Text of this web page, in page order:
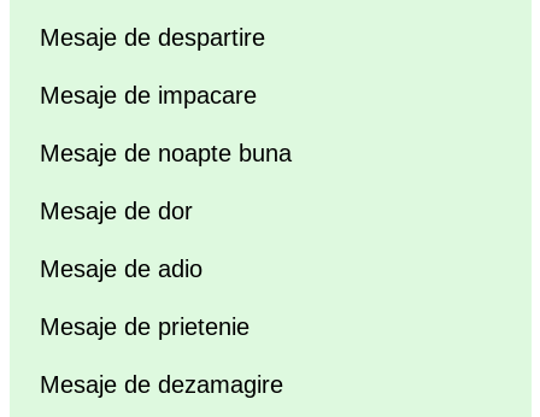
Mesaje de despartire
Mesaje de impacare
Mesaje de noapte buna
Mesaje de dor
Mesaje de adio
Mesaje de prietenie
Mesaje de dezamagire